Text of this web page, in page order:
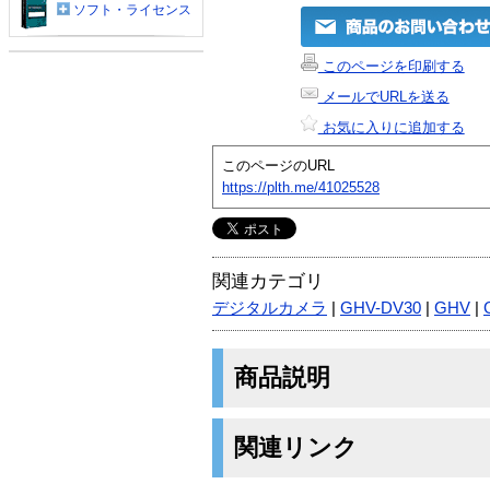
このページを印刷する
メールでURLを送る
お気に入りに追加する
このページのURL
https://plth.me/41025528
関連カテゴリ
デジタルカメラ GHV-DV30 GHV
商品説明
関連リンク
ソフト・ライセンス